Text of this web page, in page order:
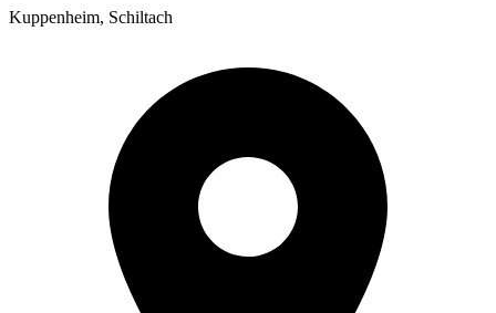
Kuppenheim, Schiltach